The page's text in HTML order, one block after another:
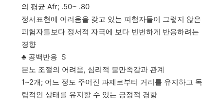
의 평균 Afr; .50~ .80
정서표현에 어려움을 갖고 있는 피험자들이 그렇지 않은
피험자들보다 정서적 자극에 보다 빈번하게 반응하려는
경향
♣ 공백반응 S
분노 조절의 어려움, 심리적 불만족감과 관계
1~2개; 어느 정도 주어진 과제로부터 거리를 유지하고 독
립적인 상태를 유지할 수 있는 긍정적 경향